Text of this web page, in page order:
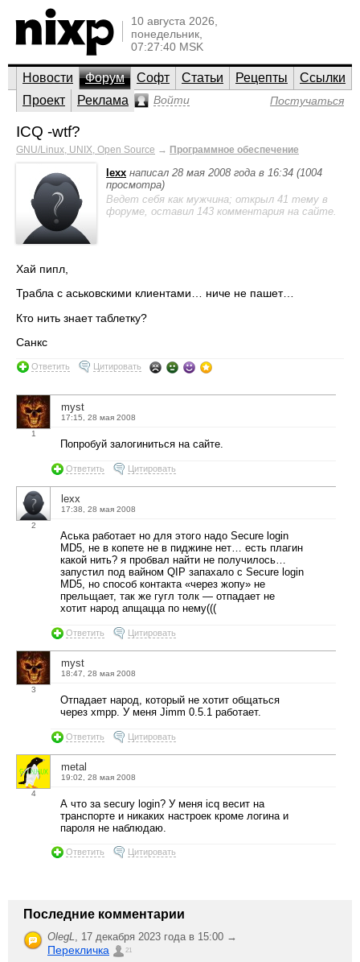
10 августа 2026,
понедельник,
07:27:40 MSK
Новости Форум Софт Статьи Рецепты
Ссылки
Проект
Реклама Войти Постучаться
ICQ -wtf?
GNU/Linux, UNIX, Open Source → Программное обеспечение
lexx написал 28 мая 2008 года в 16:34 (1004
просмотра)
Ведет себя как мужчина; открыл 41 тему в
форуме, оставил 143 комментария на сайте.
Хай пипл,
Трабла с аськовскими клиентами… ниче не пашет…
Кто нить знает таблетку?
Санкс
Ответить Цитировать
1
myst
17:15, 28 мая 2008
Попробуй залогиниться на сайте.
Ответить Цитировать
2
lexx
17:38, 28 мая 2008
Аська работает но для этого надо Secure login
MD5, не в копете не в пиджине нет… есть плагин
какой нить? я пробвал найти не получилось…
запустил под вайном QIP запахало с Secure login
MD5, но способ контакта «через жопу» не
прельщает, так же гугл толк — отпадает не
хотит народ апщацца по нему(((
Ответить Цитировать
3
myst
18:47, 28 мая 2008
Отпадает народ, который не хотит общаться
через xmpp. У меня Jimm 0.5.1 работает.
Ответить Цитировать
4
metal
19:02, 28 мая 2008
А что за secury login? У меня icq весит на
транспорте и никаких настроек кроме логина и
пароля не наблюдаю.
Ответить Цитировать
Последние комментарии
OlegL, 17 декабря 2023 года в 15:00 →
Перекличка 21